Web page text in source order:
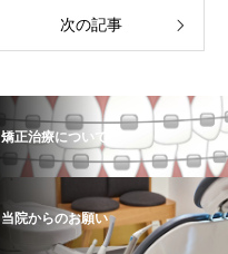
次の記事
矯正治療について
当院からのお願い